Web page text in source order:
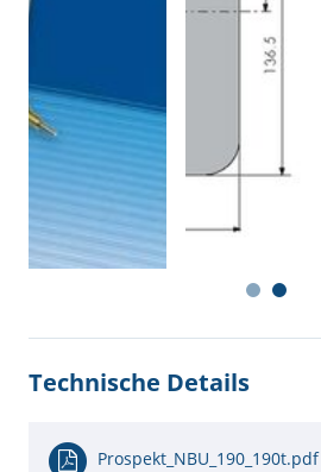
Technische Details
Prospekt_NBU_190_190t.pdf